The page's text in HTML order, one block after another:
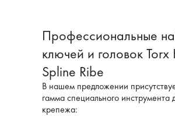
Профессиональные
ключей и головок Torx
Spline Ribe
В нашем предложении
гамма специального инструмента
крепежа: